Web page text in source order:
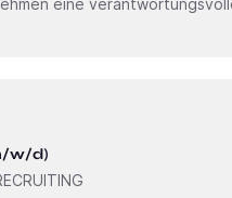
eine
w/d)